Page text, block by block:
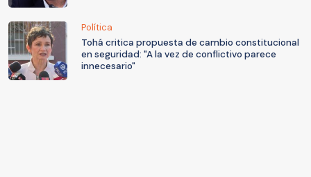
Política
Tohá critica propuesta de cambio constitucional
en seguridad: "A la vez de conflictivo parece
innecesario"